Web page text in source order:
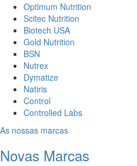
Optimum Nutrition
Scitec Nutrition
Biotech USA
Gold Nutrition
BSN
Nutrex
Dymatize
Natiris
Control
Controlled Labs
As nossas marcas
Novas Marcas